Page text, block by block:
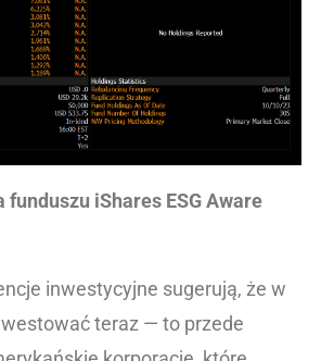
funduszu iShares ESG Aware
inwestycyjne sugerują, że w
teraz — to przede